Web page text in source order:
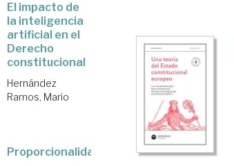
El impacto de
la inteligencia
artificial en el
Derecho
constitucional
Hernández
Ramos, Mario
Proporcionalidad